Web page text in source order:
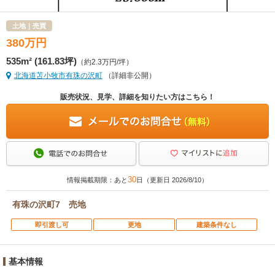
土地｜売買
380万 円
535m² (161.83坪) （約2.3万円/坪）
北海道苫小牧市有珠の沢町 （詳細非公開）
販売状況、見学、詳細を知りたい方はこちら！
情報掲載期限：あと30日（更新日 2026/8/10）
有珠の沢町7 売地
即引渡し可 更地 建築条件なし
基本情報